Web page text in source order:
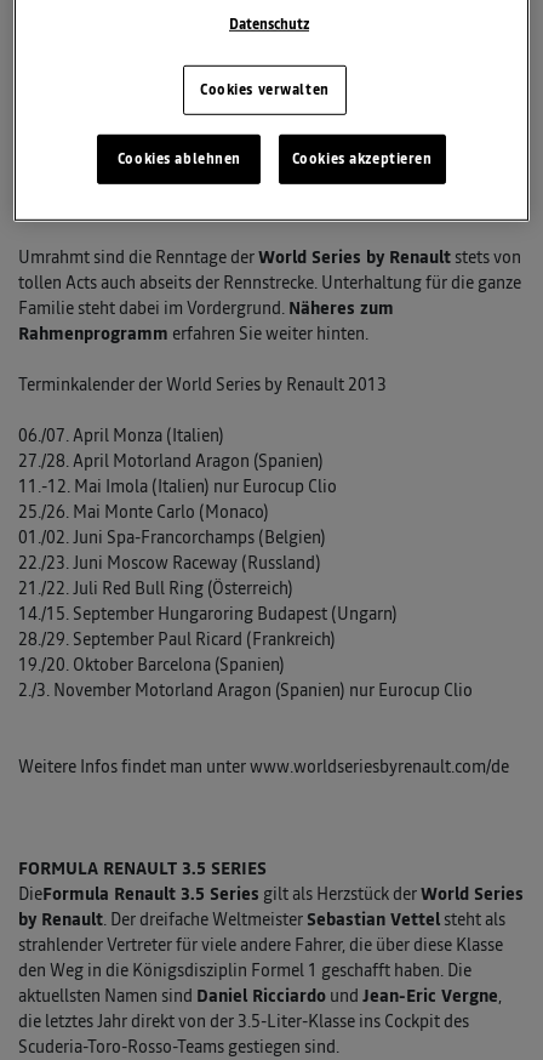
den oben genannten Klassen wird auf dem Red Bull Ring um Punkte
Eurosport erkannt. Der Sportkanal ist seit Jahren treuer Begleiter der
Rennserie und überträgt die Läufe der 3,5-Liter-Klasse jeweils live
im TV. Bis zu100.000 begeisterte Zuschauerdirekt an den
Umrahmt sind die Renntage derWorld Series by Renault stets von
tollen Acts auch abseits der Rennstrecke. Unterhaltung für die ganze
Familie steht dabei im Vordergrund. Näheres zum
Rahmenprogramm erfahren Sie weiter hinten.
Terminkalender der World Series by Renault 2013
06./07. April Monza (Italien)
27./28. April Motorland Aragon (Spanien)
11.-12. Mai Imola (Italien) nur Eurocup Clio
25./26. Mai Monte Carlo (Monaco)
01./02. Juni Spa-Francorchamps (Belgien)
22./23. Juni Moscow Raceway (Russland)
21./22. Juli Red Bull Ring (Österreich)
14./15. September Hungaroring Budapest (Ungarn)
28./29. September Paul Ricard (Frankreich)
19./20. Oktober Barcelona (Spanien)
2./3. November Motorland Aragon (Spanien) nur Eurocup Clio
Weitere Infos findet man unter www.worldseriesbyrenault.com/de
FORMULA RENAULT 3.5 SERIES
DieFormula Renault 3.5 Series gilt als Herzstück derWorld Series
by Renault. Der dreifache Weltmeister Sebastian Vettel steht als
strahlender Vertreter für viele andere Fahrer, die über diese Klasse
den Weg in die Königsdisziplin Formel 1 geschafft haben. Die
aktuellsten Namen sind Daniel Ricciardo und Jean-Eric Vergne,
die letztes Jahr direkt von der 3.5-Liter-Klasse ins Cockpit des
Scuderia-Toro-Rosso-Teams gestiegen sind.
Datenschutz
Cookies verwalten
Cookies ablehnen Cookies akzeptieren